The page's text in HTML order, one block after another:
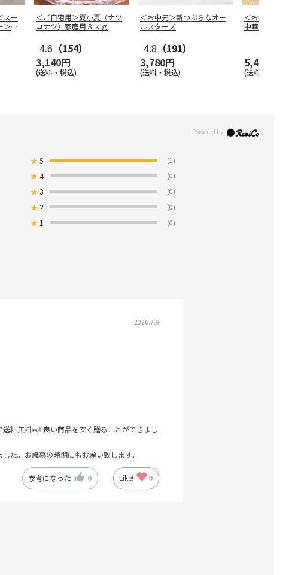
スー
＞人
＜ご自宅用＞夏小夏（ナツ
コナツ）家庭用３ｋｇ
4.6 （154）
3,140円
(送料・税込)
＜お中元＞新つぶらなオー
ルスターズ
4.8 （191）
3,780円
(送料・税込)
＜お中元＞
中華街 状
セット ９
5,400円
(送料・税込)
★5 (1)
★4 (0)
★3 (0)
★ 2 (0)
★ 1 (0)
2026.7.9
料無料👀‼️良い商品を安く贈ることができまし
た。お歳暮の時期にもお願い致します。
参考になった 0 Like! 0